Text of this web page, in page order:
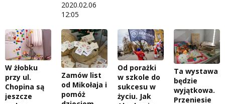
2020.02.06
12:05
W żłobku
przy ul.
Chopina są
jeszcze
Zamów list
od Mikołaja i
pomóż
Od porażki
w szkole do
sukcesu w
życiu. Jak
Ta wystawa
będzie
wyjątkowa.
Przeniesie